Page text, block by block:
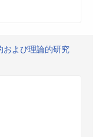
および理論的研究